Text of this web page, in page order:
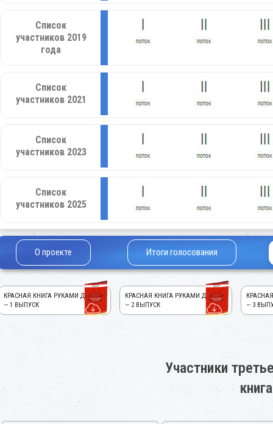
Список
участников 2019
года
Список
участников 2021
Список
участников 2023
Список
участников 2025
О проекте Итоги голосования
КРАСНАЯ КНИГА РУКАМИ ДЕТЕЙ!
— 1 ВЫПУСК
КРАСНАЯ КНИГА РУКАМИ ДЕТЕЙ!
— 2 ВЫПУСК
— 3
Участники